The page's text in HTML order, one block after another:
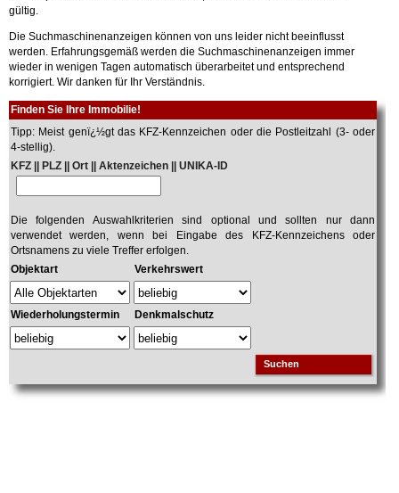
gültig.
Die Suchmaschinenanzeigen können von uns leider nicht beeinflusst
werden. Erfahrungsgemäß werden die Suchmaschinenanzeigen immer
wieder in wenigen Tagen automatisch überarbeitet und entsprechend
korrigiert. Wir danken für Ihr Verständnis.
Finden Sie Ihre Immobilie!
Tipp: Meist genï¿½gt das KFZ-Kennzeichen oder die Postleitzahl (3- oder
4-stellig).
KFZ || PLZ || Ort || Aktenzeichen || UNIKA-ID
Die folgenden Auswahlkriterien sind optional und sollten nur dann
verwendet werden, wenn bei Eingabe des KFZ-Kennzeichens oder
Ortsnamens zu viele Treffer erfolgen.
Objektart
Verkehrswert
Wiederholungstermin Denkmalschutz
Suchen